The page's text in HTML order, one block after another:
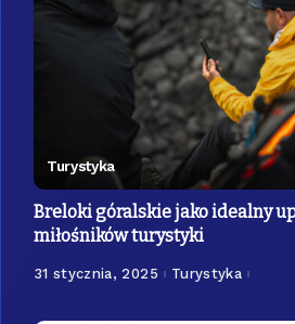
Turystyka
Breloki góralskie jako idealny
miłośników turystyki
31 stycznia, 2025 Turystyka